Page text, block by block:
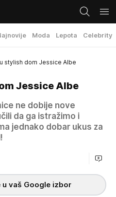
Moda Lepota Celebrity
stylish dom Jessice Albe
Jessice Albe
ne dobije nove
da ga istražimo i
jednako dobar ukus za
u vaš Google izbor